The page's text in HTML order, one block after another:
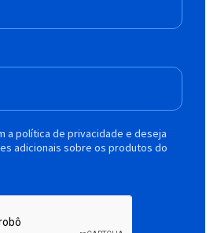
a política de privacidade e deseja
adicionais sobre os produtos do